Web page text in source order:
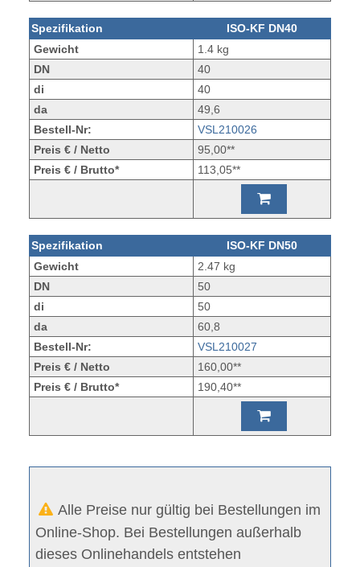
Spezifikation
ISO-KF DN40
Gewicht
1.4 kg
DN
40
di
40
da
49,6
Bestell-Nr:
VSL210026
Preis € / Netto
95,00**
Preis € / Brutto*
113,05**
Spezifikation
ISO-KF DN50
Gewicht
2.47 kg
DN
50
di
50
da
60,8
Bestell-Nr:
VSL210027
Preis € / Netto
160,00**
Preis € / Brutto*
190,40**
Alle Preise nur gültig bei Bestellungen im
Online-Shop. Bei Bestellungen außerhalb
dieses Onlinehandels entstehen